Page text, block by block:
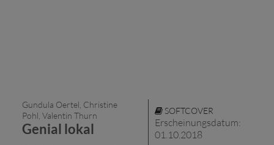
Gundula Oertel, Christine
Pohl, Valentin Thurn
Genial lokal
SOFTCOVER
Erscheinungsdatum:
01.10.2018